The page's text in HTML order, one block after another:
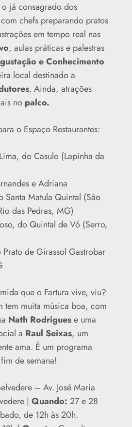
já consagrado dos
chefs preparando pratos
em tempo real nas
, aulas práticas e palestras
e Conhecimento
local destinado a
. Ainda, atrações
no palco.
o Espaço Restaurantes:
do Casulo (Lapinha da
e Adriana
Santa Matula Quintal (São
das Pedras, MG)
do Quintal de Vó (Serro,
de Girassol Gastrobar
que o Fartura vive, viu?
tem muita música boa, com
Nath Rodriguese uma
a Raul Seixas, um
ama. É um programa
de semana!
– Av. José Maria
| Quando: 27 e 28
de 12h às 20h.